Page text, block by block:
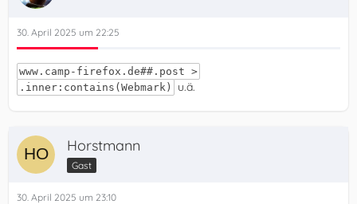
30. April 2025 um 22:25
www.camp-firefox.de##.post >
.inner:contains(Webmark)
u.ä.
Horstmann
Gast
30. April 2025 um 23:10